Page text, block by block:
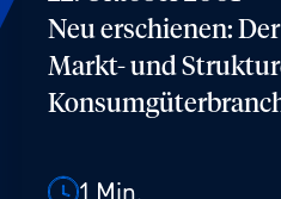
Neu erschienen:
Markt- und
1 Min.